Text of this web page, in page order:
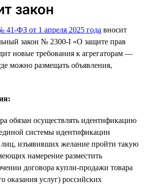
закон
41-ФЗ от 1 апреля 2025 года вносит
закон № 2300-I «О защите прав
новые требования к агрегаторам —
можно размещать объявления,
обязан осуществлять идентификацию
системы идентификации
изъявивших желание пройти такую
намерение разместить
договора купли‑продажи товара
оказания услуг) российских